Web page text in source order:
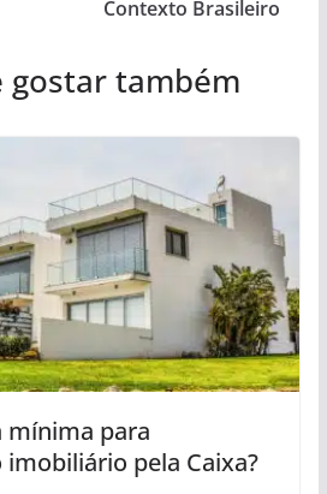
Contexto Brasileiro
gostar também
mínima para
pela Caixa?